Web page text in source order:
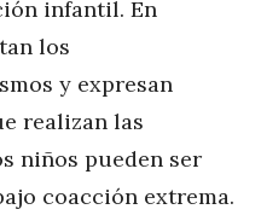
infantil. En
los
y expresan
realizan las
niños pueden ser
coacción extrema.